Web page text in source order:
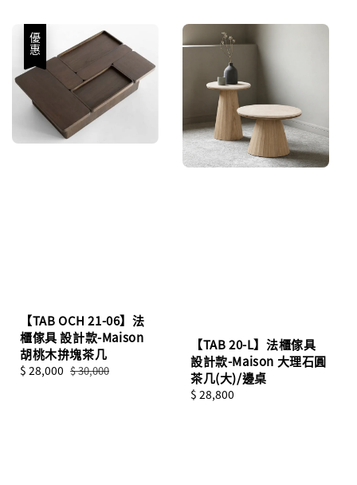
優惠
【TAB OCH 21-06】法
櫃傢具 設計款-Maison
胡桃木拚塊茶几
Sale
$ 28,000 Regular
$ 30,000
【TAB 20-L】法櫃傢具
設計款-Maison 大理石圓
茶几(大)/邊桌
Regular
$ 28,800